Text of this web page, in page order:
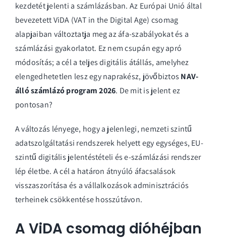
kezdetét jelenti a számlázásban. Az Európai Unió által
bevezetett ViDA (VAT in the Digital Age) csomag
alapjaiban változtatja meg az áfa-szabályokat és a
számlázási gyakorlatot. Ez nem csupán egy apró
módosítás; a cél a teljes digitális átállás, amelyhez
elengedhetetlen lesz egy naprakész, jövőbiztos NAV-
álló számlázó program 2026. De mit is jelent ez
pontosan?
A változás lényege, hogy a jelenlegi, nemzeti szintű
adatszolgáltatási rendszerek helyett egy egységes, EU-
szintű digitális jelentéstételi és e-számlázási rendszer
lép életbe. A cél a határon átnyúló áfacsalások
visszaszorítása és a vállalkozások adminisztrációs
terheinek csökkentése hosszútávon.
A ViDA csomag dióhéjban